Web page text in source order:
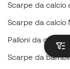
Scarpe da calcio
Scarpe da calcio
Palloni da calcio
Scarpe da